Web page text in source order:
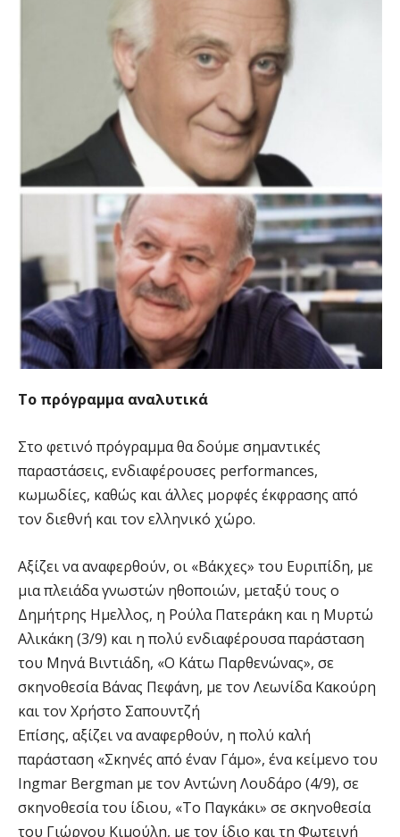
Το πρόγραμμα αναλυτικά
Στο φετινό πρόγραμμα θα δούμε σημαντικές
παραστάσεις, ενδιαφέρουσες performances,
κωμωδίες, καθώς και άλλες μορφές έκφρασης από
τον διεθνή και τον ελληνικό χώρο.
Αξίζει να αναφερθούν, οι «Βάκχες» του Ευριπίδη, με
μια πλειάδα γνωστών ηθοποιών, μεταξύ τους ο
Δημήτρης Ημελλος, η Ρούλα Πατεράκη και η Μυρτώ
Αλικάκη (3/9) και η πολύ ενδιαφέρουσα παράσταση
του Μηνά Βιντιάδη, «Ο Κάτω Παρθενώνας», σε
σκηνοθεσία Βάνας Πεφάνη, με τον Λεωνίδα Κακούρη
και τον Χρήστο Σαπουντζή
Επίσης, αξίζει να αναφερθούν, η πολύ καλή
παράσταση «Σκηνές από έναν Γάμο», ένα κείμενο του
Ingmar Bergman με τον Αντώνη Λουδάρο (4/9), σε
σκηνοθεσία του ίδιου, «Το Παγκάκι» σε σκηνοθεσία
του Γιώργου Κιμούλη, με τον ίδιο και τη Φωτεινή